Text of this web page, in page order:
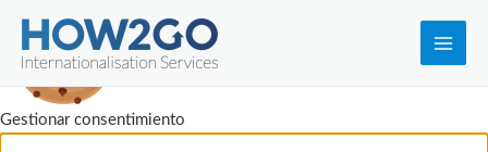
Gestionar consentimiento
Main